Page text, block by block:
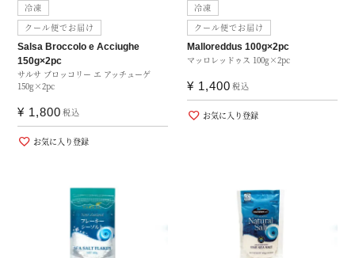
冷凍
クール便でお届け
サルサ ブロッコリー エ アッチューゲ
150g×2pc
Salsa Broccolo e Acciughe
150g×2pc
¥ 1,800 税込
お気に入り登録
冷凍
クール便でお届け
マッロレッドゥス 100g×2pc
Malloreddus 100g×2pc
¥ 1,400 税込
お気に入り登録